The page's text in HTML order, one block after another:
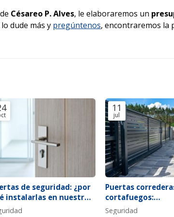
Césareo P. Alves, le elaboraremos un
dude más y pregúntenos, encontraremos la
de seguridad: ¿por
instalarlas en nuestra
11
jul
Puertas
cortafuegos:
características
Seguridad